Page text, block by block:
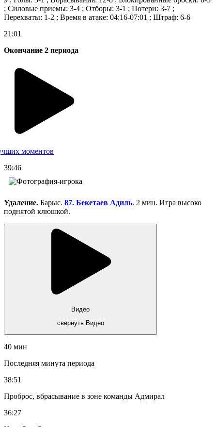
; Силовые приемы: 3-4 ; Отборы: 3-1 ; Потери: 3-7 ;
Перехваты: 1-2 ; Время в атаке: 04:16-07:01 ; Штраф: 6-6
21:01
Окончание 2 периода
моментов
39:46
Удаление. Барыс. 87. Бекетаев Адиль. 2 мин. Игра высоко
поднятой клюшкой.
Видео
свернуть Видео
40 мин
Последняя минута периода
38:51
Проброс, вбрасывание в зоне команды Адмирал
36:27